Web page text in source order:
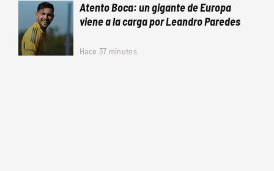
Atento Boca: un gigante de Europa
viene a la carga por Leandro Paredes
Hace 37 minutos